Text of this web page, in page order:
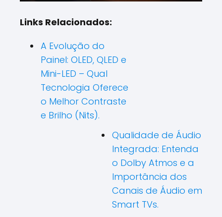
Links Relacionados:
A Evolução do
Painel: OLED, QLED e
Mini-LED – Qual
Tecnologia Oferece
o Melhor Contraste
e Brilho (Nits).
Qualidade de Áudio
Integrada: Entenda
o Dolby Atmos e a
Importância dos
Canais de Áudio em
Smart TVs.